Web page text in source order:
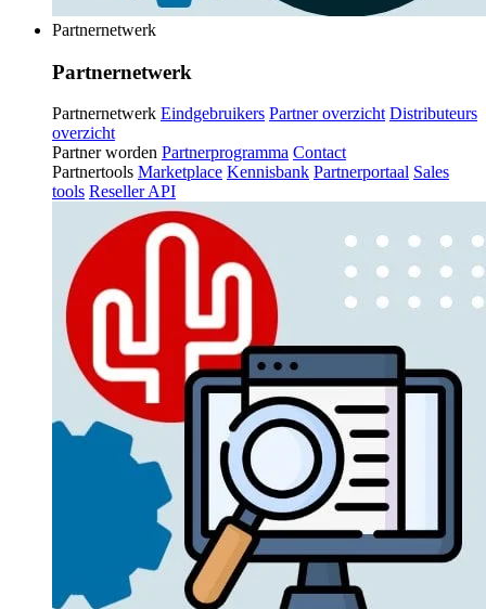
Partnernetwerk
Partnernetwerk
Partnernetwerk Eindgebruikers Partner overzicht Distributeurs
overzicht
Partner worden Partnerprogramma Contact
Partnertools Marketplace Kennisbank Partnerportaal Sales
tools Reseller API